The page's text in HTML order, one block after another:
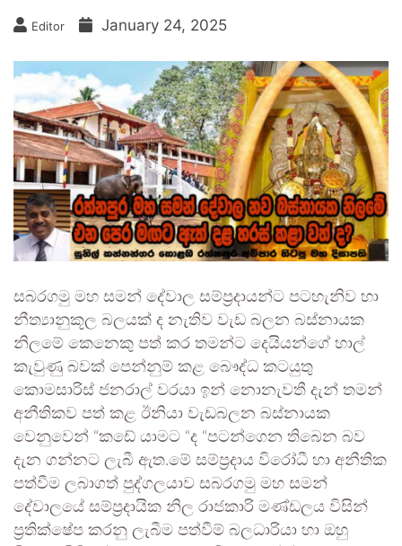
Editor January 24, 2025
සබරගමු මහ සමන් දේවාල සම්ප්‍රදායන්ට පටහැනිව හා
නීත්‍යානුකූල බලයක් ද නැතිව වැඩ බලන බස්නායක
නිලමේ කෙනෙකු පත් කර තමන්ට දෙයියන්ගේ හාල්
කැවුණු බවක් පෙන්නුම් කළ බෞද්ධ කටයුතු
කොමසාරිස් ජනරාල් වරයා ඉන් නොනැවතී දැන් තමන්
අනීතිකව පත් කළ ඊනියා වැඩබලන බස්නායක
වෙනුවෙන් “කඩේ යාමට “ද “පටන්ගෙන තිබෙන බව
දැන ගන්නට ලැබී ඇත.මේ සම්ප්‍රදාය විරෝධී හා අනීතික
පත්වීම ලබාගත් පුද්ගලයාව සබරගමු මහ සමන්
දේවාලයේ සම්ප්‍රදායික නිල රාජකාරි මණ්ඩලය විසින්
ප්‍රතික්ෂේප කරනු ලැබීම පත්වීම් බලධාරියා හා ඔහු